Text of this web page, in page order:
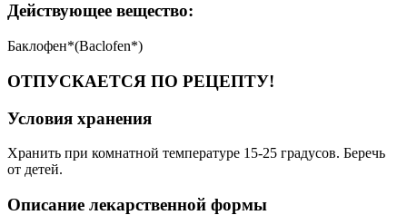
Действующее вещество:
Баклофен*(Baclofen*)
ОТПУСКАЕТСЯ ПО РЕЦЕПТУ!
Условия хранения
Хранить при комнатной температуре 15-25 градусов. Беречь
от детей.
Описание лекарственной формы